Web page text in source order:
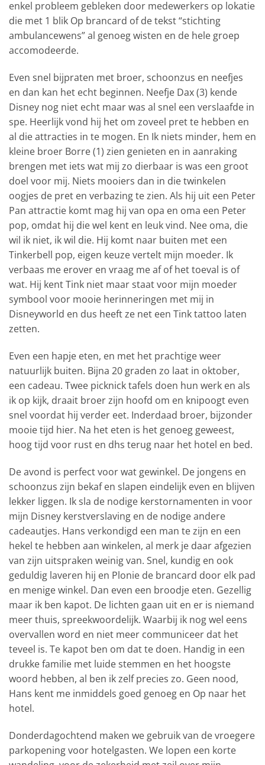
enkel probleem gebleken door medewerkers op lokatie
die met 1 blik Op brancard of de tekst “stichting
ambulancewens” al genoeg wisten en de hele groep
accomodeerde.
Even snel bijpraten met broer, schoonzus en neefjes
en dan kan het echt beginnen. Neefje Dax (3) kende
Disney nog niet echt maar was al snel een verslaafde in
spe. Heerlijk vond hij het om zoveel pret te hebben en
al die attracties in te mogen. En Ik niets minder, hem en
kleine broer Borre (1) zien genieten en in aanraking
brengen met iets wat mij zo dierbaar is was een groot
doel voor mij. Niets mooiers dan in die twinkelen
oogjes de pret en verbazing te zien. Als hij uit een Peter
Pan attractie komt mag hij van opa en oma een Peter
pop, omdat hij die wel kent en leuk vind. Nee oma, die
wil ik niet, ik wil die. Hij komt naar buiten met een
Tinkerbell pop, eigen keuze vertelt mijn moeder. Ik
verbaas me erover en vraag me af of het toeval is of
wat. Hij kent Tink niet maar staat voor mijn moeder
symbool voor mooie herinneringen met mij in
Disneyworld en dus heeft ze net een Tink tattoo laten
zetten.
Even een hapje eten, en met het prachtige weer
natuurlijk buiten. Bijna 20 graden zo laat in oktober,
een cadeau. Twee picknick tafels doen hun werk en als
ik op kijk, draait broer zijn hoofd om en knipoogt even
snel voordat hij verder eet. Inderdaad broer, bijzonder
mooie tijd hier. Na het eten is het genoeg geweest,
hoog tijd voor rust en dhs terug naar het hotel en bed.
De avond is perfect voor wat gewinkel. De jongens en
schoonzus zijn bekaf en slapen eindelijk even en blijven
lekker liggen. Ik sla de nodige kerstornamenten in voor
mijn Disney kerstverslaving en de nodige andere
cadeautjes. Hans verkondigd een man te zijn en een
hekel te hebben aan winkelen, al merk je daar afgezien
van zijn uitspraken weinig van. Snel, kundig en ook
geduldig laveren hij en Plonie de brancard door elk pad
en menige winkel. Dan even een broodje eten. Gezellig
maar ik ben kapot. De lichten gaan uit en er is niemand
meer thuis, spreekwoordelijk. Waarbij ik nog wel eens
overvallen word en niet meer communiceer dat het
teveel is. Te kapot ben om dat te doen. Handig in een
drukke familie met luide stemmen en het hoogste
woord hebben, al ben ik zelf precies zo. Geen nood,
Hans kent me inmiddels goed genoeg en Op naar het
hotel.
Donderdagochtend maken we gebruik van de vroegere
parkopening voor hotelgasten. We lopen een korte